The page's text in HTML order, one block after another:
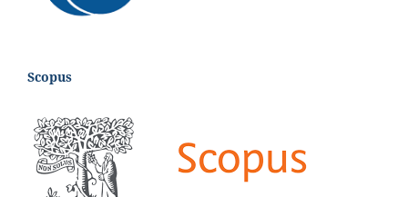
Scopus